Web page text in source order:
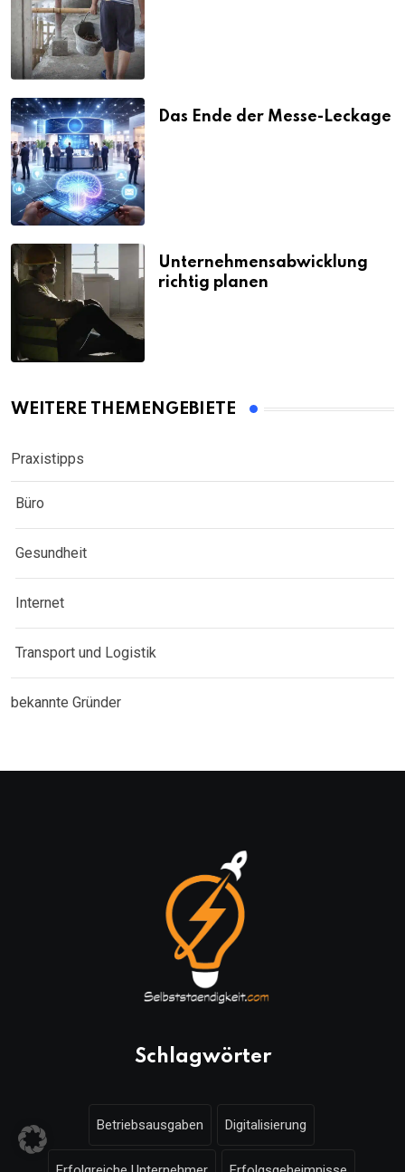
Das Ende der Messe-Leckage
Unternehmensabwicklung
richtig planen
WEITERE THEMENGEBIETE
Praxistipps
Büro
Gesundheit
Internet
Transport und Logistik
bekannte Gründer
Schlagwörter
Betriebsausgaben Digitalisierung